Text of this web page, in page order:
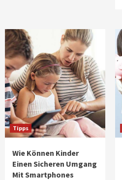
Tipps
Wie Können Kinder
Einen Sicheren Umgang
Mit Smartphones